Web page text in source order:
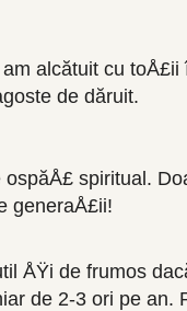
alcătuit cu
de dăruit.
spiritual.
generaÅ£ii!
ÅŸi de frumos
de 2-3 ori pe an.